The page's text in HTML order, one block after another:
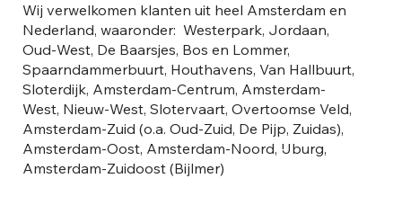
Wij verwelkomen klanten uit heel Amsterdam en
Nederland, waaronder: Westerpark, Jordaan,
Oud-West, De Baarsjes, Bos en Lommer,
Spaarndammerbuurt, Houthavens, Van Hallbuurt,
Sloterdijk, Amsterdam-Centrum, Amsterdam-
West, Nieuw-West, Slotervaart, Overtoomse Veld,
Amsterdam-Zuid (o.a. Oud-Zuid, De Pijp, Zuidas),
Amsterdam-Oost, Amsterdam-Noord, IJburg,
Amsterdam-Zuidoost (Bijlmer)